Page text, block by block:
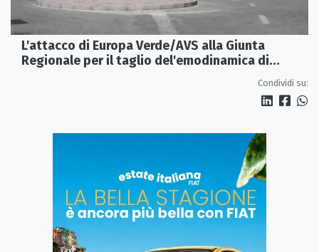
L'attacco di Europa Verde/AVS alla Giunta
Regionale per il taglio del'emodinamica di
Condividi su: